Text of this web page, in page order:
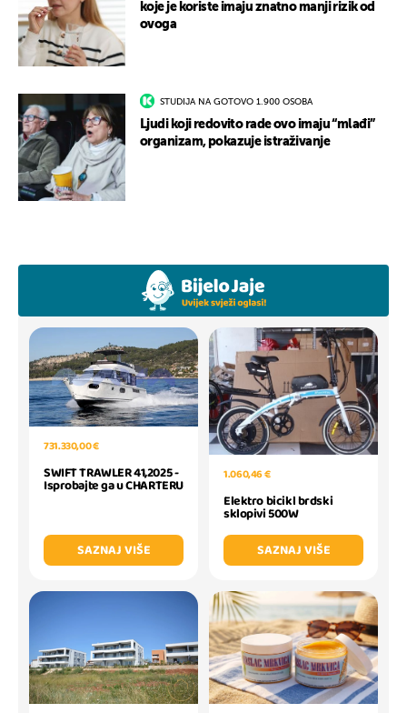
koje je koriste imaju znatno manji rizik od
ovoga
STUDIJA NA GOTOVO 1.900 OSOBA
Ljudi koji redovito rade ovo imaju “mlađi”
organizam, pokazuje istraživanje
731.330,00 €
SWIFT TRAWLER 41,2025 -
Isprobajte ga u CHARTERU
SAZNAJ VIŠE
1.060,46 €
Elektro bicikl brdski
sklopivi 500W
SAZNAJ VIŠE